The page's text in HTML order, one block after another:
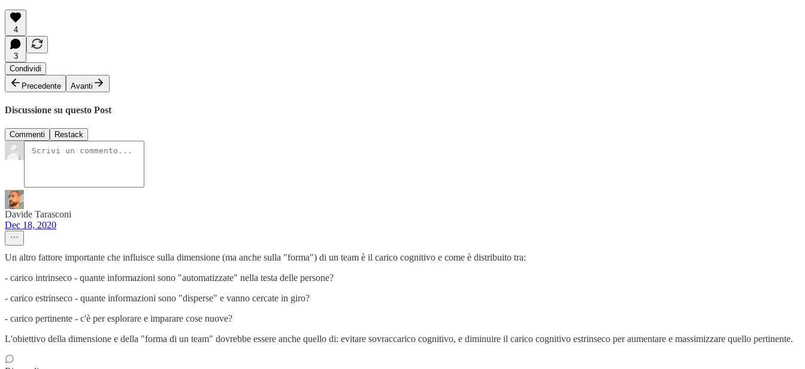
4
3
Condividi
Precedente
Avanti
Discussione su questo Post
Commenti Restack
Davide Tarasconi
Dec 18, 2020
Un altro fattore importante che influisce sulla dimensione (ma anche sulla "forma") di un team è il carico cognitivo e come è distribuito tra:
- carico intrinseco - quante informazioni sono "automatizzate" nella testa delle persone?
- carico estrinseco - quante informazioni sono "disperse" e vanno cercate in giro?
- carico pertinente - c'è per esplorare e imparare cose nuove?
L'obiettivo della dimensione e della "forma di un team" dovrebbe essere anche quello di: evitare sovraccarico cognitivo, e diminuire il carico cognitivo estrinseco per aumentare e massimizzare quello pertinente.